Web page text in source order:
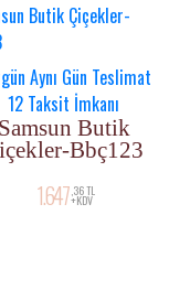
Aynı Gün Teslimat
12 Taksit İmkanı
Samsun Butik
Bbç123
1.647 ,36 TL
+KDV